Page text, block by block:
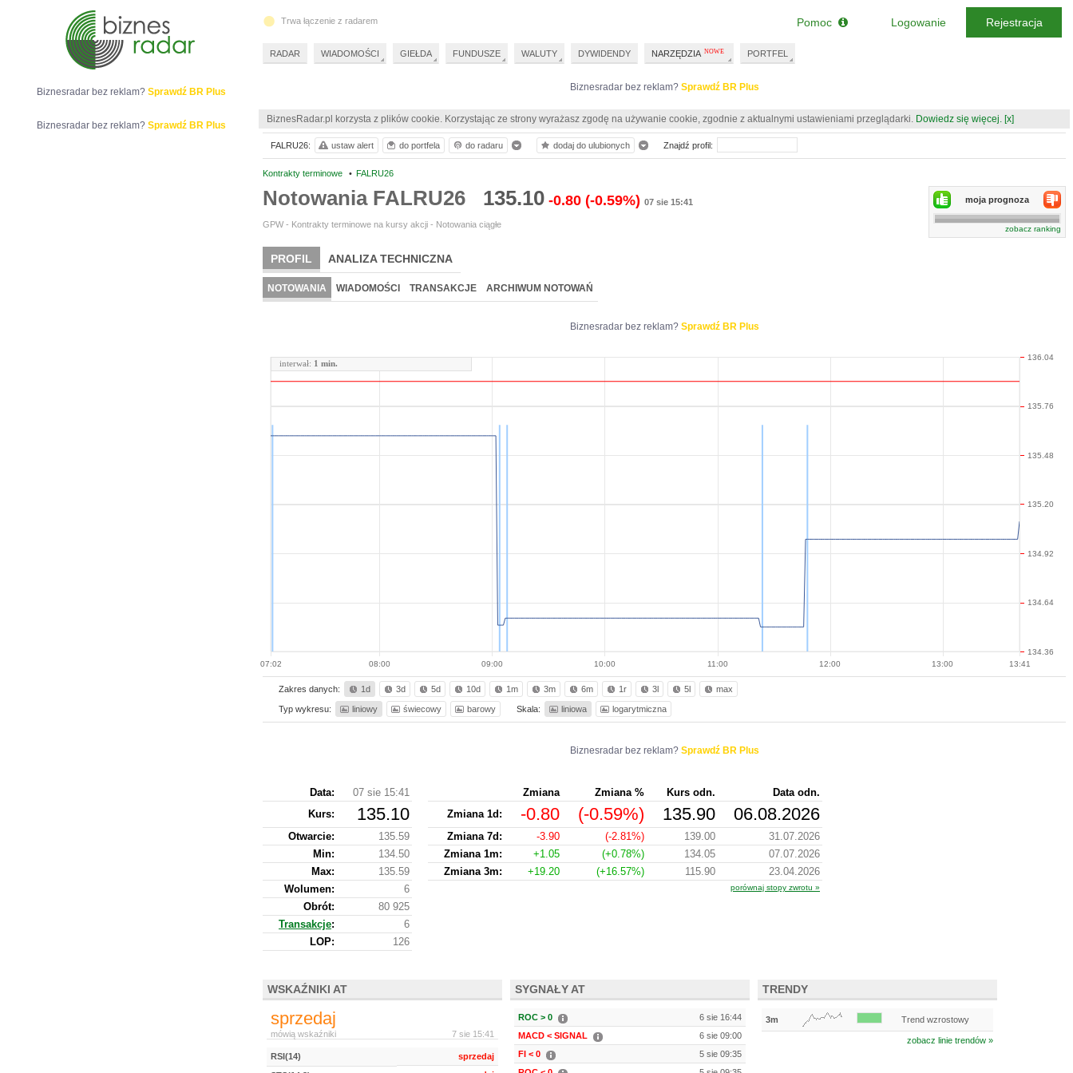
Biznesradar bez reklam? Sprawdź BR Plus
BiznesRadar.pl korzysta z plików cookie. Korzystając ze strony wyrażasz zgodę na używanie cookie, zgodnie z aktualnymi ustawieniami przeglądarki. Dowiedz się więcej. [x]
Kontrakty terminowe • FALRU26
Notowania FALRU26 135.10 -0.80 (-0.59%) 07 sie 15:41
GPW - Kontrakty terminowe na kursy akcji - Notowania ciągłe
moja prognoza
zobacz ranking
PROFIL ANALIZA TECHNICZNA
NOTOWANIA WIADOMOŚCI TRANSAKCJE ARCHIWUM NOTOWAŃ
Biznesradar bez reklam? Sprawdź BR Plus
07:02 08:00 09:00 10:00 11:00 12:00 13:00 13:41
134.36
134.64
134.92
135.20
135.48
135.76
136.04
interwał: 1 min.
Zakres danych: 1d 3d 5d 10d 1m 3m 6m 1r 3l 5l max
Typ wykresu: liniowy świecowy barowy Skala: liniowa logarytmiczna
Biznesradar bez reklam? Sprawdź BR Plus
Data:
07 sie 15:41
Kurs: 135.10
Otwarcie:
135.59
Min:
134.50
Max:
135.59
Wolumen:
6
Obrót:
80 925
Transakcje:
6
LOP:
126
Zmiana Zmiana % Kurs odn.
Data odn.
Zmiana 1d:
-0.80 (-0.59%) 135.90 06.08.2026
Zmiana 7d: -3.90 (-2.81%) 139.00
31.07.2026
Zmiana 1m:
+1.05 (+0.78%) 134.05
07.07.2026
Zmiana 3m:
+19.20 (+16.57%) 115.90 23.04.2026
porównaj stopy zwrotu »
WSKAŹNIKI AT
sprzedaj
7 sie 15:41
mówią wskaźniki
RSI(14)
sprzedaj
SYGNAŁY AT
ROC > 0
6 sie 16:44
MACD < SIGNAL
6 sie 09:00
FI < 0
5 sie 09:35
TRENDY
3m Trend wzrostowy
zobacz linie trendów »
FALRU26: ustaw alert do portfela do radaru dodaj do ulubionych Znajdź profil:
Biznesradar bez reklam? Sprawdź BR Plus
Biznesradar bez reklam? Sprawdź BR Plus
Trwa łączenie z radarem
RADAR WIADOMOŚCI GIEŁDA FUNDUSZE WALUTY DYWIDENDY NARZĘDZIA PORTFEL
Pomoc Logowanie Rejestracja